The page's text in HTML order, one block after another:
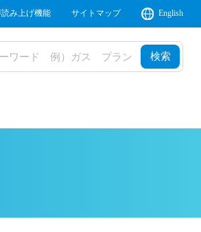
み上げ機能 サイトマップ English
検索